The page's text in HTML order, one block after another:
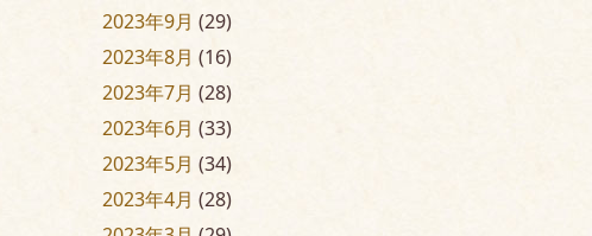
2023年9月 (29)
2023年8月 (16)
2023年7月 (28)
2023年6月 (33)
2023年5月 (34)
2023年4月 (28)